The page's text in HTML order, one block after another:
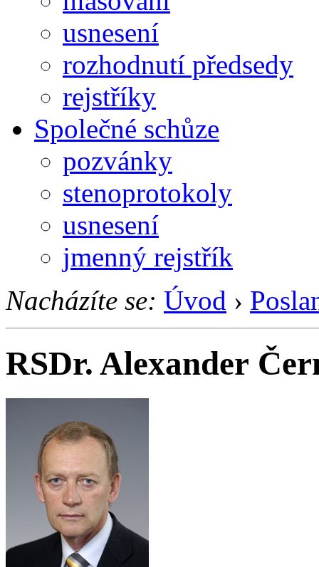
usnesení
rozhodnutí předsedy
rejstříky
Společné schůze
pozvánky
stenoprotokoly
usnesení
jmenný rejstřík
Nacházíte se: Úvod ›
RSDr. Alexander